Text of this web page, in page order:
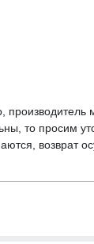
то просим
возврат